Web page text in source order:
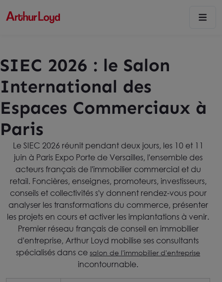
SIEC 2026 : le Salon
International des
Espaces Commerciaux à
Paris
Le SIEC 2026 réunit pendant deux jours, les 10 et 11
juin à Paris Expo Porte de Versailles, l'ensemble des
acteurs français de l'immobilier commercial et du
retail. Foncières, enseignes, promoteurs, investisseurs,
conseils et collectivités s'y donnent rendez-vous pour
analyser les transformations du commerce, présenter
les projets en cours et activer les implantations à venir.
Premier réseau français de conseil en immobilier
d'entreprise, Arthur Loyd mobilise ses consultants
spécialisés dans ce salon de l'immobilier d'entreprise
incontournable.